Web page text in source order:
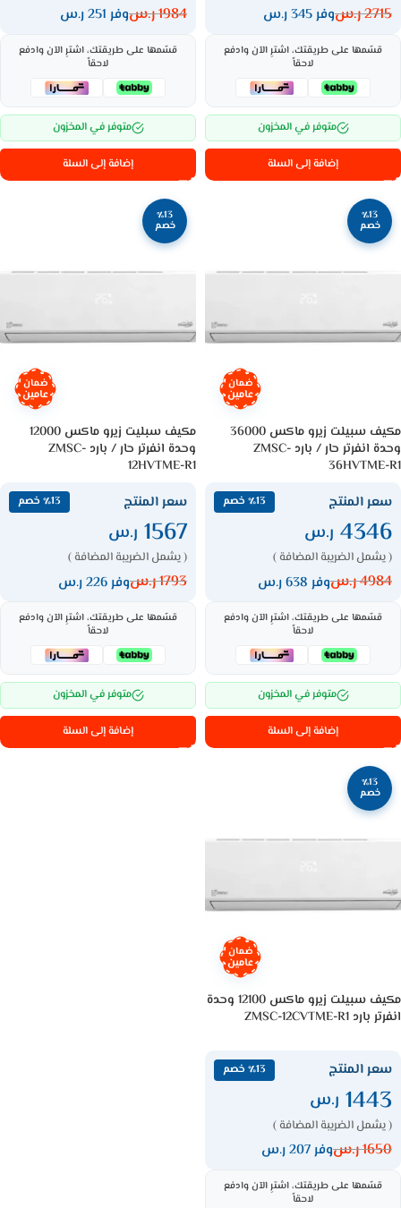
2715ر.سوفر 345 ر.س
قسّمها على طريقتك، اشترِ الآن وادفع
لاحقاً
متوفر في المخزون
إضافة إلى السلة
1984ر.سوفر 251 ر.س
قسّمها على طريقتك، اشترِ الآن وادفع
لاحقاً
متوفر في المخزون
إضافة إلى السلة
٪13
خصم
ضمان
عامين
مكيف سبيلت زيرو ماكس 36000
وحدة انفرتر حار / بارد ZMSC-
36HVTME-R1
سعر المنتج ٪13 خصم
4346 ر.س
( يشمل الضريبة المضافة )
4984ر.سوفر 638 ر.س
قسّمها على طريقتك، اشترِ الآن وادفع
لاحقاً
متوفر في المخزون
إضافة إلى السلة
٪13
خصم
ضمان
عامين
مكيف سبليت زيرو ماكس 12000
وحدة انفرتر حار / بارد ZMSC-
12HVTME-R1
سعر المنتج ٪13 خصم
1567 ر.س
( يشمل الضريبة المضافة )
1793ر.سوفر 226 ر.س
قسّمها على طريقتك، اشترِ الآن وادفع
لاحقاً
متوفر في المخزون
إضافة إلى السلة
٪13
خصم
ضمان
عامين
مكيف سبيلت زيرو ماكس 12100 وحدة
انفرتر بارد ZMSC-12CVTME-R1
سعر المنتج ٪13 خصم
1443 ر.س
( يشمل الضريبة المضافة )
1650ر.سوفر 207 ر.س
قسّمها على طريقتك، اشترِ الآن وادفع
لاحقاً